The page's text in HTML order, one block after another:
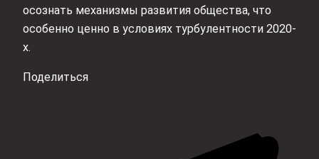
осознать механизмы развития общества, что
особенно ценно в условиях турбулентности 2020-
х.
Поделиться